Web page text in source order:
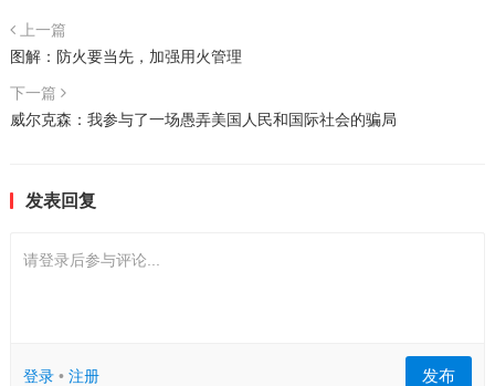
上一篇
图解：防火要当先，加强用火管理
下一篇
威尔克森：我参与了一场愚弄美国人民和国际社会的骗局
发表回复
请登录后参与评论...
登录• 注册 发布